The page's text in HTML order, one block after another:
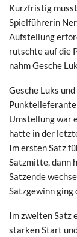
Kurzfristig
Spielführerin
Aufstellung
rutschte auf die
nahm Gesche
Gesche Luks
Umstellung war
hatte in der
Im ersten Satz
Satzmitte, dann
Satzende
Satzgewinn ging
Im zweiten Satz
starken Start